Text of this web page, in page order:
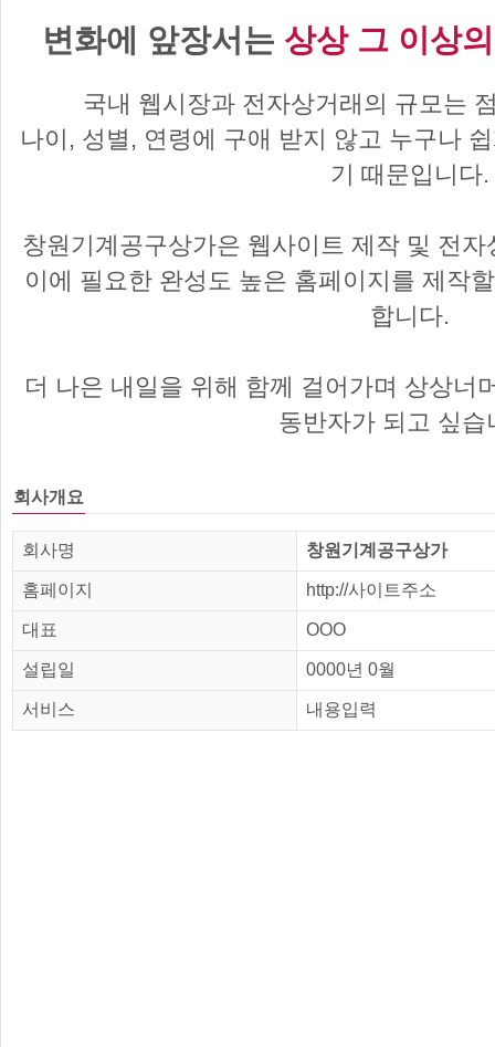
변화에 앞장서는 상상 그 이상
국내 웹시장과 전자상거래의 규모는
나이, 성별, 연령에 구애 받지 않고 누구나
기 때문입니다.
창원기계공구상가은 웹사이트 제작 및 전
이에 필요한 완성도 높은 홈페이지를 제작
합니다.
더 나은 내일을 위해 함께 걸어가며 상상너
동반자가 되고 싶습
회사개요
회사명 창원기계공구상가
홈페이지 http://사이트주소
대표 OOO
설립일 0000년 0월
서비스 내용입력